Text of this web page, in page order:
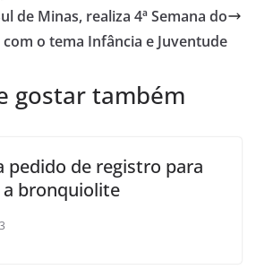
de Minas, realiza 4ª Semana do
o tema Infância e Juventude
gostar também
pedido de registro para
bronquiolite